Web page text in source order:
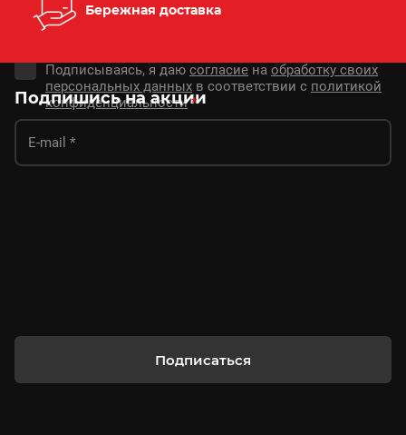
Бережная доставка
Подпишись на акции
Подписываясь, я даю согласие на обработку своих
персональных данных в соответствии с политикой
конфиденциальности *
Подписаться